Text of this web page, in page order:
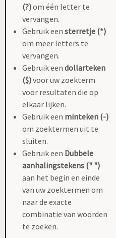
(?)om één letter te
vervangen.
Gebruik een sterretje (*)
om meer letters te
vervangen.
Gebruik een dollarteken
($)voor uw zoekterm
voor resultaten die op
elkaar lijken.
Gebruik een minteken (-)
om zoektermen uit te
sluiten.
Gebruik een Dubbele
aanhalingstekens (" ")
aan het begin en einde
van uw zoektermen om
naar de exacte
combinatie van woorden
te zoeken.